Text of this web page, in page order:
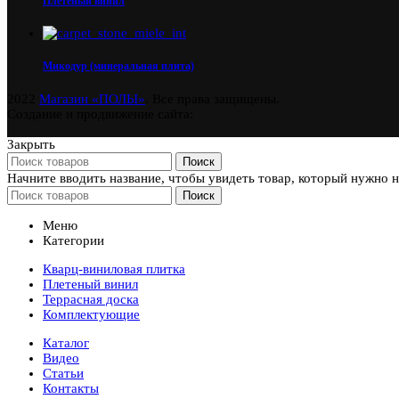
Микодур (минеральная плита)
Магазин «ПОЛЫ»
Закрыть
Поиск
Начните вводить название, чтобы увидеть товар, который нужно
Поиск
Меню
Категории
Кварц-виниловая плитка
Плетеный винил
Террасная доска
Комплектующие
Каталог
Видео
Статьи
Контакты